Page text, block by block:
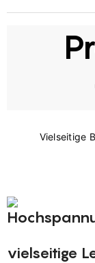
vielseitige